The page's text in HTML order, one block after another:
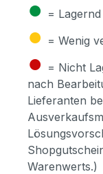
● = Lagernd
● = Wenig
● = Nicht
nach
Lieferanten
Warenwerts.)